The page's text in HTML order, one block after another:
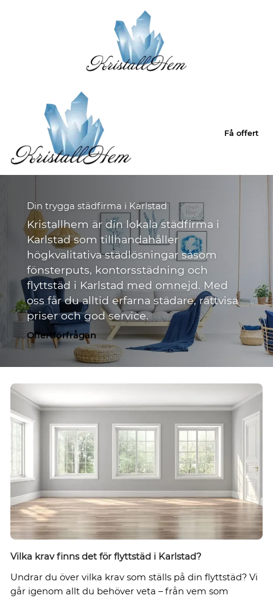
Få offert
Din trygga städfirma i Karlstad
Kristallhem är din lokala städfirma i
Karlstad som tillhandahåller
högkvalitativa städlösningar såsom
fönsterputs, kontorsstädning och
flyttstäd i Karlstad med omnejd. Med
oss får du alltid erfarna städare, rättvisa
priser och god service.
Offertförfrågan
Vilka krav finns det för flyttstäd i Karlstad?
Undrar du över vilka krav som ställs på din flyttstäd? Vi
går igenom allt du behöver veta – från vem som